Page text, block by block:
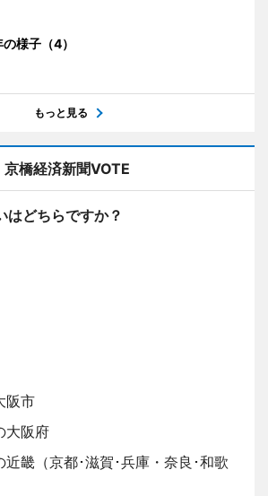
様子（4）
もっと見る
京橋経済新聞VOTE
はどちらですか？
阪市
大阪府
近畿（京都･滋賀･兵庫・奈良･和歌